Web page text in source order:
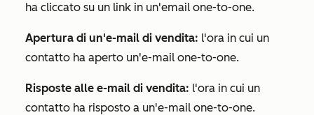
ha cliccato su un link in un'email one-to-one.
Apertura di un'e-mail di vendita: l'ora in cui un
contatto ha aperto un'e-mail one-to-one.
Risposte alle e-mail di vendita: l'ora in cui un
contatto ha risposto a un'e-mail one-to-one.